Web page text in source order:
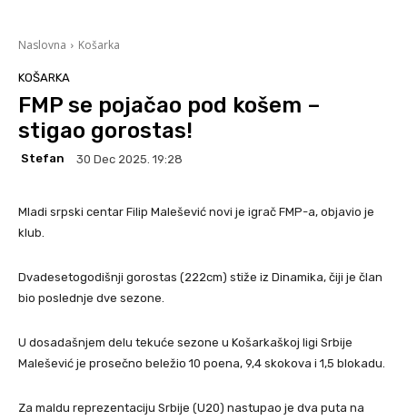
Naslovna Košarka
KOŠARKA
FMP se pojačao pod košem –
stigao gorostas!
Stefan 30 Dec 2025. 19:28
Mladi srpski centar Filip Malešević novi je igrač FMP-a, objavio je
klub.
Dvadesetogodišnji gorostas (222cm) stiže iz Dinamika, čiji je član
bio poslednje dve sezone.
U dosadašnjem delu tekuće sezone u Košarkaškoj ligi Srbije
Malešević je prosečno beležio 10 poena, 9,4 skokova i 1,5 blokadu.
Za maldu reprezentaciju Srbije (U20) nastupao je dva puta na